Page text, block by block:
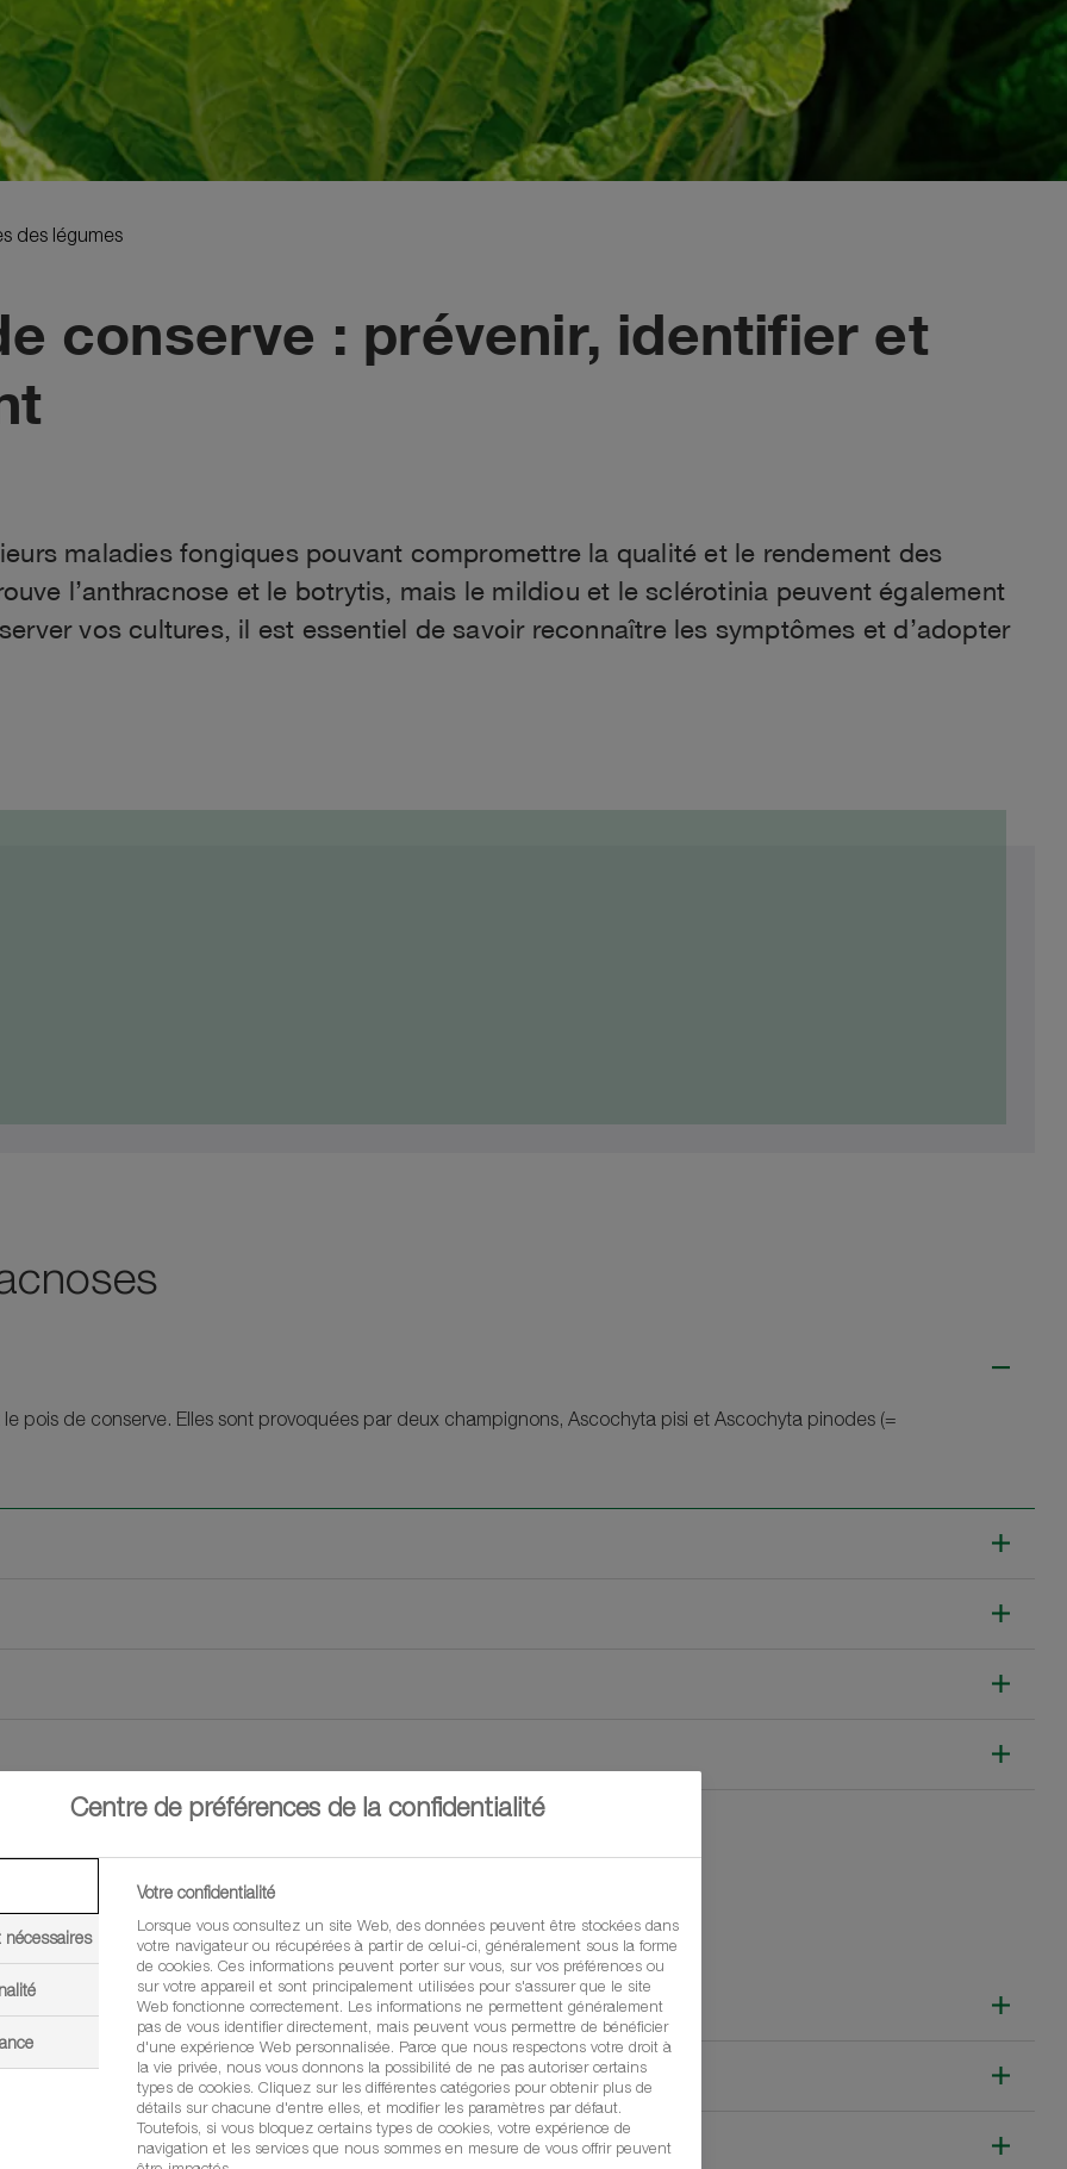
des légumes
conserve : prévenir, identifier et
maladies fongiques pouvant compromettre la qualité et le rendement des
l’anthracnose et le botrytis, mais le mildiou et le sclérotinia peuvent également
vos cultures, il est essentiel de savoir reconnaître les symptômes et d’adopter
pois de conserve. Elles sont provoquées par deux champignons, Ascochyta pisi et Ascochyta pinodes (=
ou pourriture grise
Centre de préférences de la confidentialité
nécessaires
Votre confidentialité
Lorsque vous consultez un site Web, des données peuvent être stockées dans
votre navigateur ou récupérées à partir de celui-ci, généralement sous la forme
de cookies. Ces informations peuvent porter sur vous, sur vos préférences ou
sur votre appareil et sont principalement utilisées pour s'assurer que le site
Web fonctionne correctement. Les informations ne permettent généralement
pas de vous identifier directement, mais peuvent vous permettre de bénéficier
d'une expérience Web personnalisée. Parce que nous respectons votre droit à
la vie privée, nous vous donnons la possibilité de ne pas autoriser certains
types de cookies. Cliquez sur les différentes catégories pour obtenir plus de
détails sur chacune d'entre elles, et modifier les paramètres par défaut.
Toutefois, si vous bloquez certains types de cookies, votre expérience de
navigation et les services que nous sommes en mesure de vous offrir peuvent